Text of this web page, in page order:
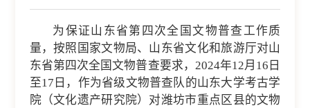
为保证山东省第四次全国文物普查工作质
量，按照国家文物局、山东省文化和旅游厅对山
东省第四次全国文物普查要求，2024年12月16日
至17日，作为省级文物普查队的山东大学考古学
院（文化遗产研究院）对潍坊市重点区县的文物